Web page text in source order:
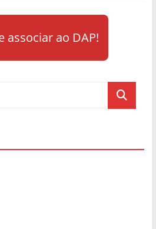
associar ao DAP!